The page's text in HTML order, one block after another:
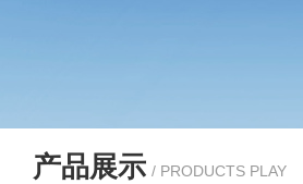
产品展示 / PRODUCTS PLAY